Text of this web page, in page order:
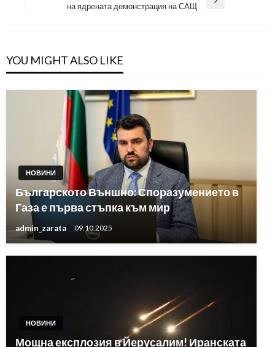
на ядрената демонстрация на САЩ
YOU MIGHT ALSO LIKE
НОВИНИ
Българското Външно: Споразумението в
Газа е първа стъпка към мир
admin_zarata 09.10.2025
НОВИНИ
Мощна експлозия в Йерусалим! Иранската